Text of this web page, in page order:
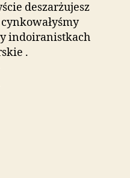
deszarżujesz
indoiranistkach
.